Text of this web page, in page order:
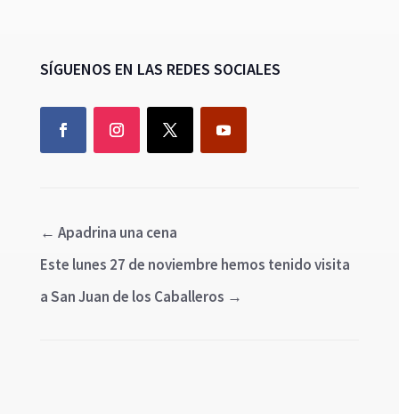
SÍGUENOS EN LAS REDES SOCIALES
← Apadrina una cena
Este lunes 27 de noviembre hemos tenido visita
a San Juan de los Caballeros →